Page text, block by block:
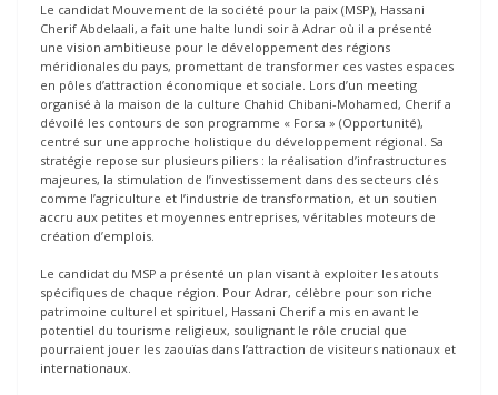
Le candidat Mouvement de la société pour la paix (MSP), Hassani
Cherif Abdelaali, a fait une halte lundi soir à Adrar où il a présenté
une vision ambitieuse pour le développement des régions
méridionales du pays, promettant de transformer ces vastes espaces
en pôles d’attraction économique et sociale. Lors d’un meeting
organisé à la maison de la culture Chahid Chibani-Mohamed, Cherif a
dévoilé les contours de son programme « Forsa » (Opportunité),
centré sur une approche holistique du développement régional. Sa
stratégie repose sur plusieurs piliers : la réalisation d’infrastructures
majeures, la stimulation de l’investissement dans des secteurs clés
comme l’agriculture et l’industrie de transformation, et un soutien
accru aux petites et moyennes entreprises, véritables moteurs de
création d’emplois.
Le candidat du MSP a présenté un plan visant à exploiter les atouts
spécifiques de chaque région. Pour Adrar, célèbre pour son riche
patrimoine culturel et spirituel, Hassani Cherif a mis en avant le
potentiel du tourisme religieux, soulignant le rôle crucial que
pourraient jouer les zaouïas dans l’attraction de visiteurs nationaux et
internationaux.